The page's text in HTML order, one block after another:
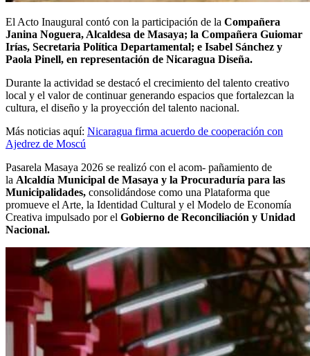
El Acto Inaugural contó con la participación de la Compañera
Janina Noguera, Alcaldesa de Masaya; la Compañera Guiomar
Irías, Secretaria Política Departamental; e Isabel Sánchez y
Paola Pinell, en representación de Nicaragua Diseña.
Durante la actividad se destacó el crecimiento del talento creativo
local y el valor de continuar generando espacios que fortalezcan la
cultura, el diseño y la proyección del talento nacional.
Más noticias aquí: Nicaragua firma acuerdo de cooperación con
Ajedrez de Moscú
Pasarela Masaya 2026 se realizó con el acom- pañamiento de
la Alcaldía Municipal de Masaya y la Procuraduría para las
Municipalidades, consolidándose como una Plataforma que
promueve el Arte, la Identidad Cultural y el Modelo de Economía
Creativa impulsado por el Gobierno de Reconciliación y Unidad
Nacional.